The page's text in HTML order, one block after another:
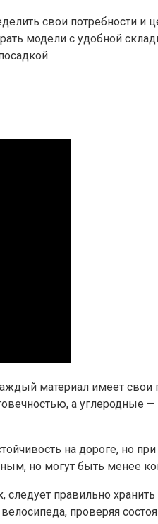
свои потребности и
модели с удобной
материал имеет свои
а углеродные
на дороге, но
но могут быть менее
правильно
проверяя